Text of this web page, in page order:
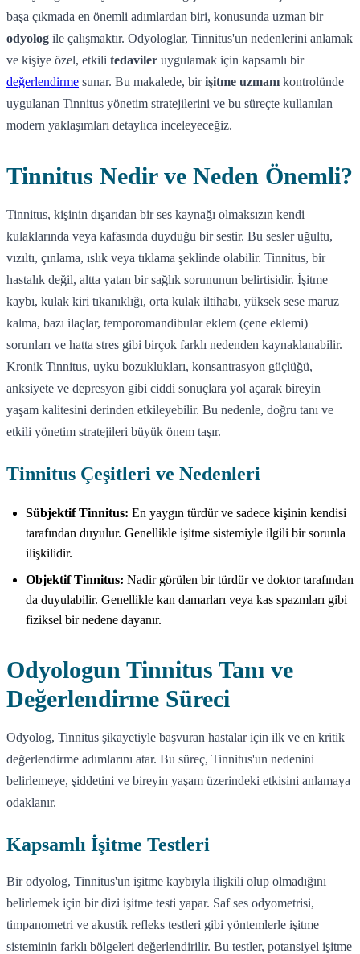
başa çıkmada en önemli adımlardan biri, konusunda uzman bir
odyolog ile çalışmaktır. Odyologlar, Tinnitus'un nedenlerini anlamak
ve kişiye özel, etkili tedaviler uygulamak için kapsamlı bir
değerlendirme sunar. Bu makalede, birişitme uzmanı kontrolünde
uygulanan Tinnitus yönetim stratejilerini ve bu süreçte kullanılan
modern yaklaşımları detaylıca inceleyeceğiz.
Tinnitus Nedir ve Neden Önemli?
Tinnitus, kişinin dışarıdan bir ses kaynağı olmaksızın kendi
kulaklarında veya kafasında duyduğu bir sestir. Bu sesler uğultu,
vızıltı, çınlama, ıslık veya tıklama şeklinde olabilir. Tinnitus, bir
hastalık değil, altta yatan bir sağlık sorununun belirtisidir. İşitme
kaybı, kulak kiri tıkanıklığı, orta kulak iltihabı, yüksek sese maruz
kalma, bazı ilaçlar, temporomandibular eklem (çene eklemi)
sorunları ve hatta stres gibi birçok farklı nedenden kaynaklanabilir.
Kronik Tinnitus, uyku bozuklukları, konsantrasyon güçlüğü,
anksiyete ve depresyon gibi ciddi sonuçlara yol açarak bireyin
yaşam kalitesini derinden etkileyebilir. Bu nedenle, doğru tanı ve
etkili yönetim stratejileri büyük önem taşır.
Tinnitus Çeşitleri ve Nedenleri
Sübjektif Tinnitus: En yaygın türdür ve sadece kişinin kendisi
tarafından duyulur. Genellikle işitme sistemiyle ilgili bir sorunla
ilişkilidir.
Objektif Tinnitus: Nadir görülen bir türdür ve doktor tarafından
da duyulabilir. Genellikle kan damarları veya kas spazmları gibi
fiziksel bir nedene dayanır.
Odyologun Tinnitus Tanı ve
Değerlendirme Süreci
Odyolog, Tinnitus şikayetiyle başvuran hastalar için ilk ve en kritik
değerlendirme adımlarını atar. Bu süreç, Tinnitus'un nedenini
belirlemeye, şiddetini ve bireyin yaşam üzerindeki etkisini anlamaya
odaklanır.
Kapsamlı İşitme Testleri
Bir odyolog, Tinnitus'un işitme kaybıyla ilişkili olup olmadığını
belirlemek için bir dizi işitme testi yapar. Saf ses odyometrisi,
timpanometri ve akustik refleks testleri gibi yöntemlerle işitme
sisteminin farklı bölgeleri değerlendirilir. Bu testler, potansiyel işitme